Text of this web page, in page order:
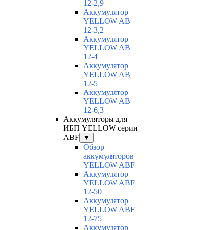
12-2,9
Аккумулятор
YELLOW AB
12-3,2
Аккумулятор
YELLOW AB
12-4
Аккумулятор
YELLOW AB
12-5
Аккумулятор
YELLOW AB
12-6,3
Аккумуляторы для
ИБП YELLOW серии
ABF
▼
Обзор
аккумуляторов
YELLOW ABF
Аккумулятор
YELLOW ABF
12-50
Аккумулятор
YELLOW ABF
12-75
Аккумулятор